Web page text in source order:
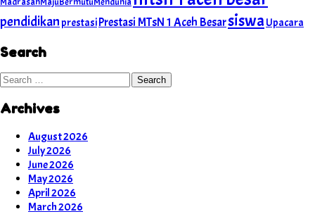
pendidikanprestasiPrestasi MTsN 1 Aceh BesarsiswaUpacara
Search
Search
Archives
August 2026
July 2026
June 2026
May 2026
April 2026
March 2026